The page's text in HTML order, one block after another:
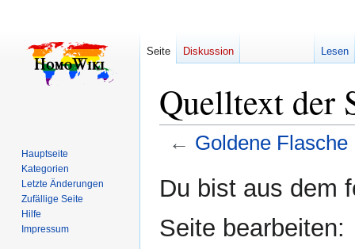
Quelltext der
← Goldene Flasche
Navigation
Suche
Du bist aus dem
Seite bearbeiten:
Seite Diskussion Lesen
Hauptseite
Kategorien
Letzte Änderungen
Zufällige Seite
Hilfe
Impressum